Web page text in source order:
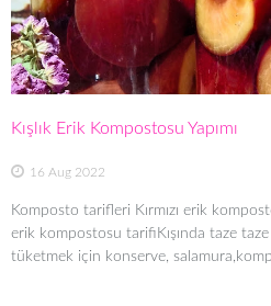
Kışlık Erik Kompostosu Yapımı
16 Aug 2022
Komposto tarifleri Kırmızı erik
erik kompostosu tarifiKışında taze
tüketmek için konserve,